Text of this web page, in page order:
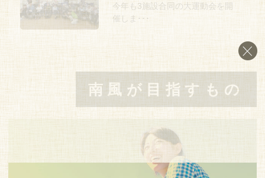
今年も3施設合同の大運動会を開
催しま･･･
南風が目指すもの